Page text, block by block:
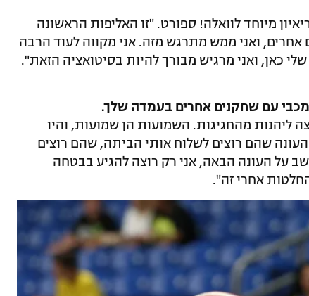
מיוחד לוואלה! ספורט. "זו האליפות הראשונה
אחרים, ואני ממש מתרגש מזה. אני מקווה לעוד הרבה
כאן, ואני מרגיש מבורך להיות בסיטואציה הזאת".
מכבי עם שחקנים אחרים בעמדה שלך.
ליהנות מהחגיגות. השמועות הן שמועות, והיו
שהם רוצים לשלוח אותי הביתה, שהם רוצים
על העונה הבאה, אני רק רוצה להגיע בבטחה
אחרי זה".